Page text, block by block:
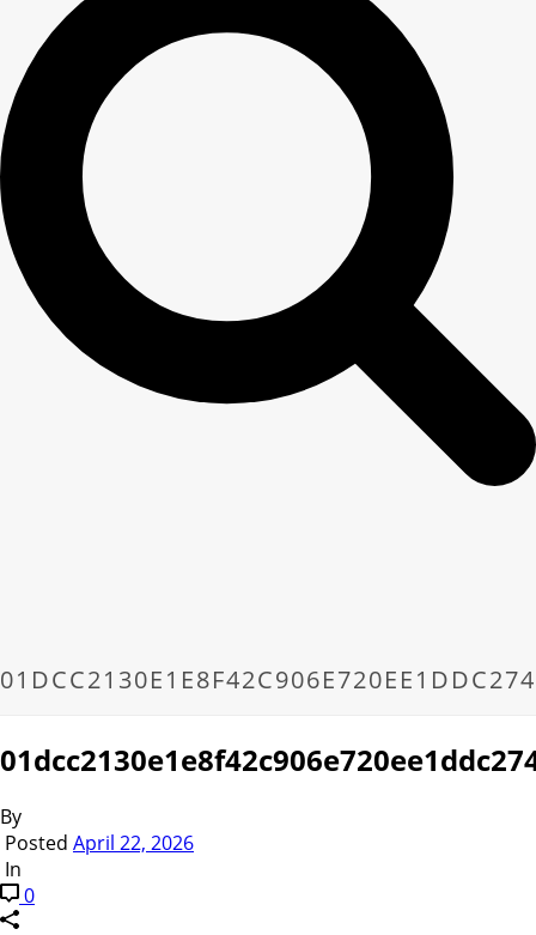
By
Posted April 22, 2026
In
0